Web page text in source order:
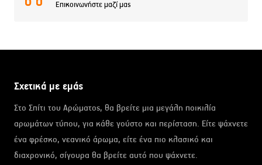
Επικοινωνήστε μαζί μας
Σχετικά με εμάς
Στο Σπίτι του Αρώματος, θα βρείτε μια μεγάλη ποικιλία
αρωμάτων τύπου, για κάθε γούστο και περίσταση. Είτε ψάχνετε
ένα φρέσκο, νεανικό άρωμα, είτε ένα πιο κλασικό και
διαχρονικό, σίγουρα θα βρείτε αυτό που ψάχνετε.